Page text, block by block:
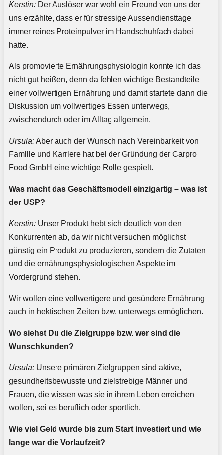
Kerstin: Der Auslöser war wohl ein Freund von uns der
uns erzählte, dass er für stressige Aussendiensttage
immer reines Proteinpulver im Handschuhfach dabei
hatte.
Als promovierte Ernährungsphysiologin konnte ich das
nicht gut heißen, denn da fehlen wichtige Bestandteile
einer vollwertigen Ernährung und damit startete dann die
Diskussion um vollwertiges Essen unterwegs,
zwischendurch oder im Alltag allgemein.
Ursula:Aber auch der Wunsch nach Vereinbarkeit von
Familie und Karriere hat bei der Gründung der Carpro
Food GmbH eine wichtige Rolle gespielt.
Was macht das Geschäftsmodell einzigartig – was ist
der USP?
Kerstin: Unser Produkt hebt sich deutlich von den
Konkurrenten ab, da wir nicht versuchen möglichst
günstig ein Produkt zu produzieren, sondern die Zutaten
und die ernährungsphysiologischen Aspekte im
Vordergrund stehen.
Wir wollen eine vollwertigere und gesündere Ernährung
auch in hektischen Zeiten bzw. unterwegs ermöglichen.
Wo siehst Du die Zielgruppe bzw. wer sind die
Wunschkunden?
Ursula: Unsere primären Zielgruppen sind aktive,
gesundheitsbewusste und zielstrebige Männer und
Frauen, die wissen was sie in ihrem Leben erreichen
wollen, sei es beruflich oder sportlich.
Wie viel Geld wurde bis zum Start investiert und wie
lange war die Vorlaufzeit?